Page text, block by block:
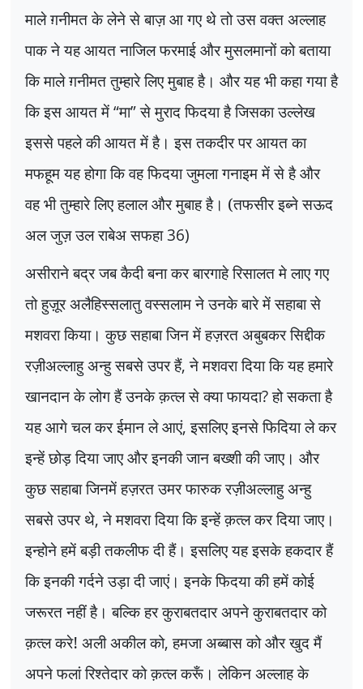
माले ग़नीमत के लेने से बाज़ आ गए थे तो उस वक्त अल्लाह
पाक ने यह आयत नाजिल फरमाई और मुसलमानों को बताया
कि माले ग़नीमत तुम्हारे लिए मुबाह है। और यह भी कहा गया है
कि इस आयत में“मा”से मुराद फिदया है जिसका उल्लेख
इससे पहले की आयत में है। इस तकदीर पर आयत का
मफहूम यह होगा कि वह फिदया जुमला गनाइम में से है और
वह भी तुम्हारे लिए हलाल और मुबाह है। (तफसीर इब्ने सऊद
अल जुज़ उल राबेअ सफहा36)
असीराने बद्र जब कैदी बना कर बारगाहे रिसालत मे लाए गए
तो हुज़ूर अलैहिस्सलातु वस्सलाम ने उनके बारे में सहाबा से
मशवरा किया। कुछ सहाबा जिन में हज़रत अबुबकर सिद्दीक
रज़ीअल्लाहु अन्हु सबसे उपर हैं,ने मशवरा दिया कि यह हमारे
खानदान के लोग हैं उनके क़त्ल से क्या फायदा?हो सकता है
यह आगे चल कर ईमान ले आएं,इसलिए इनसे फिदिया ले कर
इन्हें छोड़ दिया जाए और इनकी जान बख्शी की जाए। और
कुछ सहाबा जिनमें हज़रत उमर फारुक रज़ीअल्लाहु अन्हु
सबसे उपर थे,ने मशवरा दिया कि इन्हें क़त्ल कर दिया जाए।
इन्होने हमें बड़ी तकलीफ दी हैं। इसलिए यह इसके हकदार हैं
कि इनकी गर्दने उड़ा दी जाएं। इनके फिदया की हमें कोई
जरूरत नहीं है। बल्कि हर कुराबतदार अपने कुराबतदार को
क़त्ल करे! अली अकील को,हमजा अब्बास को और खुद मैं
अपने फलां रिश्तेदार को क़त्ल करूँ। लेकिन अल्लाह के